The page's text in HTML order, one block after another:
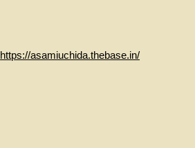
https://asamiuchida.thebase.in/